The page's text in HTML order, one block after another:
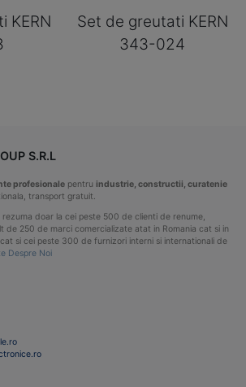
KERN
Set de greutati KERN
343-024
S.R.L
profesionale pentru industrie, constructii, curatenie
transport gratuit.
rezuma doar la cei peste 500 de clienti de renume,
de 250 de marci comercializate atat in Romania cat si in
si cei peste 300 de furnizori interni si internationali de
Despre Noi